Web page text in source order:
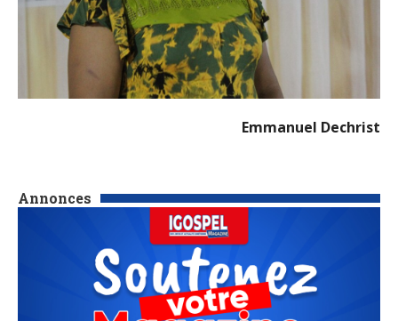
Annonces
Emmanuel Dechrist